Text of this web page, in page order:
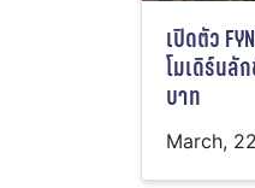
เปิดตัว
โมเดิร์นลั
บาท
March,